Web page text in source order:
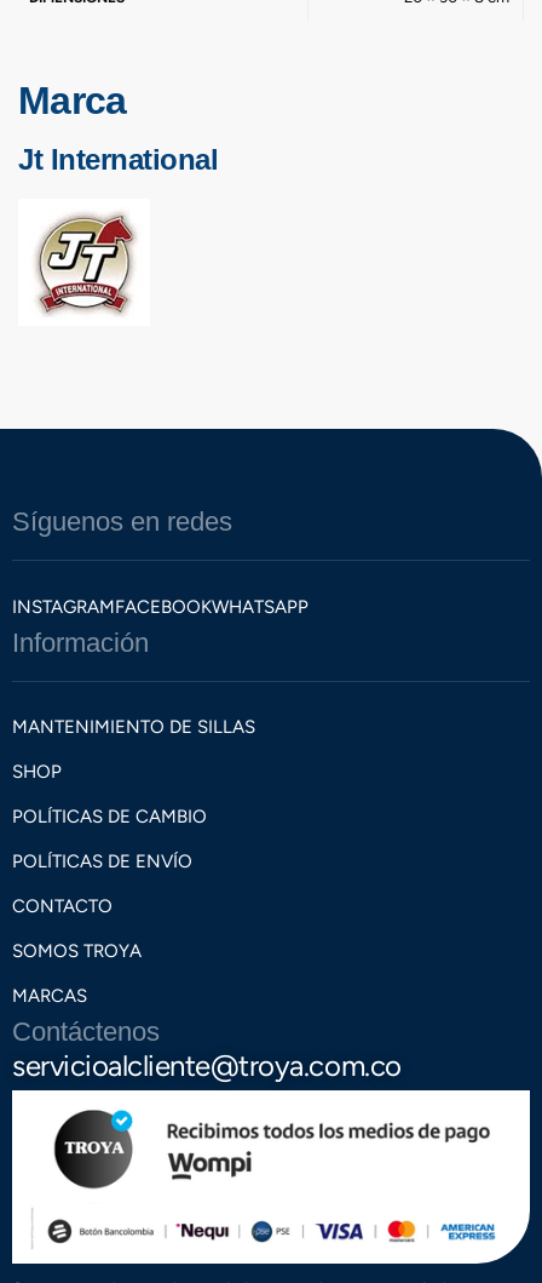
Marca
Jt International
Síguenos en redes
INSTAGRAMFACEBOOKWHATSAPP
Información
MANTENIMIENTO DE SILLAS
SHOP
POLÍTICAS DE CAMBIO
POLÍTICAS DE ENVÍO
CONTACTO
SOMOS TROYA
MARCAS
Contáctenos
servicioalcliente@troya.com.co